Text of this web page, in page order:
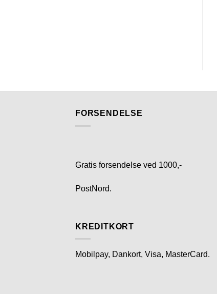
FORSENDELSE
Gratis forsendelse ved 1000,-
PostNord.
KREDITKORT
Mobilpay, Dankort, Visa, MasterCard.